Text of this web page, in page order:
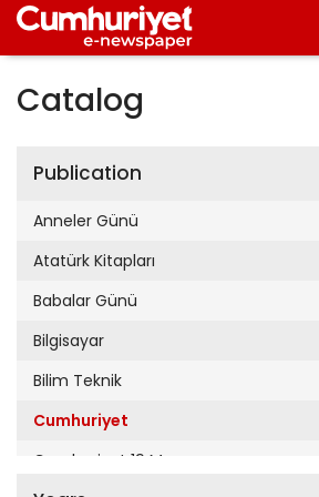
Catalog
Publication
Anneler Günü
Atatürk Kitapları
Babalar Günü
Bilgisayar
Bilim Teknik
Cumhuriyet
Cumhuriyet 19 Mayıs